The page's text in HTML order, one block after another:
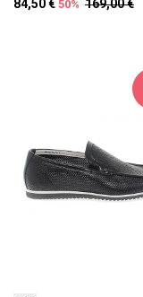
169,00 €
84,50 € 50%